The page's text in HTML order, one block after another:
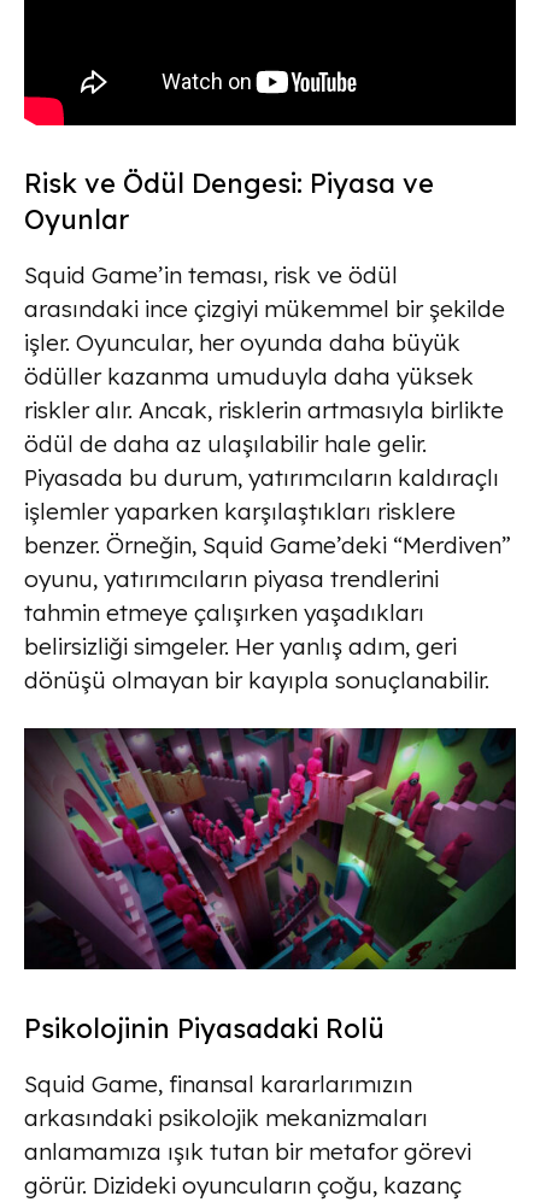
Risk ve Ödül Dengesi: Piyasa ve
Oyunlar
Squid Game’in teması, risk ve ödül
arasındaki ince çizgiyi mükemmel bir şekilde
işler. Oyuncular, her oyunda daha büyük
ödüller kazanma umuduyla daha yüksek
riskler alır. Ancak, risklerin artmasıyla birlikte
ödül de daha az ulaşılabilir hale gelir.
Piyasada bu durum, yatırımcıların kaldıraçlı
işlemler yaparken karşılaştıkları risklere
benzer. Örneğin, Squid Game’deki “Merdiven”
oyunu, yatırımcıların piyasa trendlerini
tahmin etmeye çalışırken yaşadıkları
belirsizliği simgeler. Her yanlış adım, geri
dönüşü olmayan bir kayıpla sonuçlanabilir.
Psikolojinin Piyasadaki Rolü
Squid Game, finansal kararlarımızın
arkasındaki psikolojik mekanizmaları
anlamamıza ışık tutan bir metafor görevi
görür. Dizideki oyuncuların çoğu, kazanç